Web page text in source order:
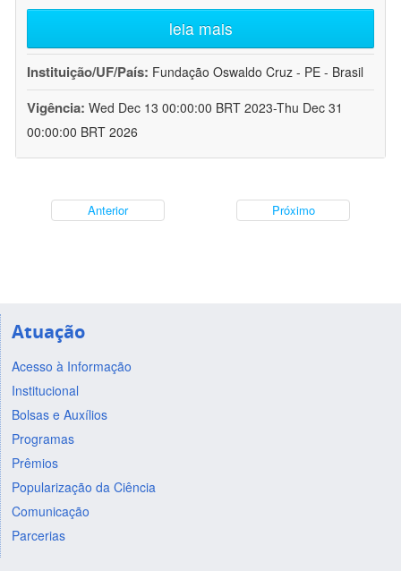
leia mais
Instituição/UF/País: Fundação Oswaldo Cruz - PE - Brasil
Vigência: Wed Dec 13 00:00:00 BRT 2023-Thu Dec 31
00:00:00 BRT 2026
Anterior Próximo
Atuação
Acesso à Informação
Institucional
Bolsas e Auxílios
Programas
Prêmios
Popularização da Ciência
Comunicação
Parcerias